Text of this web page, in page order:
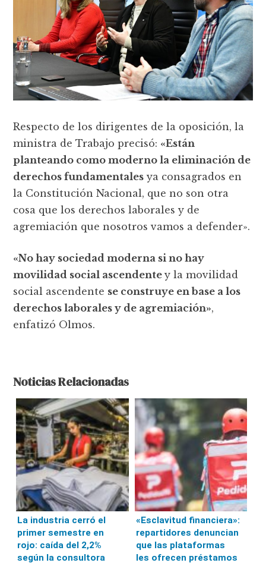
Respecto de los dirigentes de la oposición, la
ministra de Trabajo precisó: «Están
planteando como moderno la eliminación de
derechos fundamentales ya consagrados en
la Constitución Nacional, que no son otra
cosa que los derechos laborales y de
agremiación que nosotros vamos a defender».
«No hay sociedad moderna si no hay
movilidad social ascendentey la movilidad
social ascendente se construye en base a los
derechos laborales y de agremiación»,
enfatizó Olmos.
Noticias Relacionadas
La industria cerró el
primer semestre en
rojo: caída del 2,2%
según la consultora
«Esclavitud financiera»:
repartidores denuncian
que las plataformas
les ofrecen préstamos